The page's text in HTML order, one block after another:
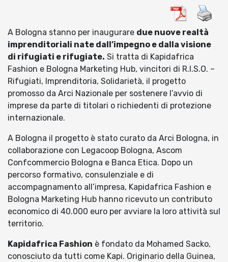
A Bologna stanno per inaugurare due nuove realtà
imprenditoriali nate dall’impegno e dalla visione
di rifugiati e rifugiate. Si tratta di Kapidafrica
Fashion e Bologna Marketing Hub, vincitori di R.I.S.O. –
Rifugiati, Imprenditoria, Solidarietà, il progetto
promosso da Arci Nazionale per sostenere l’avvio di
imprese da parte di titolari o richiedenti di protezione
internazionale.
A Bologna il progetto è stato curato da Arci Bologna, in
collaborazione con Legacoop Bologna, Ascom
Confcommercio Bologna e Banca Etica. Dopo un
percorso formativo, consulenziale e di
accompagnamento all’impresa, Kapidafrica Fashion e
Bologna Marketing Hub hanno ricevuto un contributo
economico di 40.000 euro per avviare la loro attività sul
territorio.
Kapidafrica Fashion è fondato da Mohamed Sacko,
conosciuto da tutti come Kapi. Originario della Guinea,